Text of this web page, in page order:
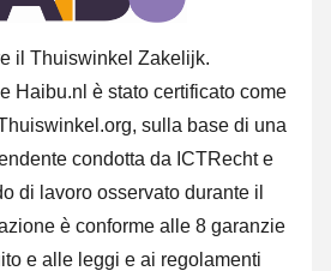
il Thuiswinkel Zakelijk.
Haibu.nl è stato certificato come
sulla base di una
condotta da ICTRecht e
di lavoro osservato durante il
è conforme alle 8 garanzie
e alle leggi e ai regolamenti